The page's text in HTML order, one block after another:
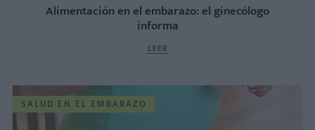
Alimentación en el embarazo: el ginecólogo
informa
LEER
SALUD EN EL EMBARAZO